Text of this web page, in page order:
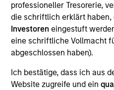
professioneller Tresorerie,
die schriftlich erklärt
Investoren eingestuft
eine schriftliche Vollmacht
abgeschlossen haben).
Ich bestätige, dass ich aus
Website zugreife und ein
Overview